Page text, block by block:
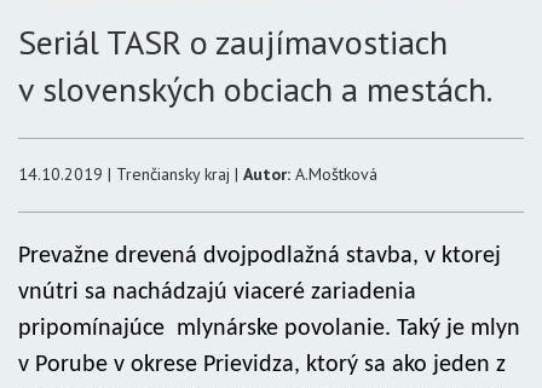
Seriál TASR o zaujímavostiach
v slovenských obciach a mestách.
14.10.2019 | Trenčiansky kraj | Autor: A.Moštková
Prevažne drevená dvojpodlažná stavba, v ktorej
vnútri sa nachádzajú viaceré zariadenia
pripomínajúce mlynárske povolanie. Taký je mlyn
v Porube v okrese Prievidza, ktorý sa ako jeden z